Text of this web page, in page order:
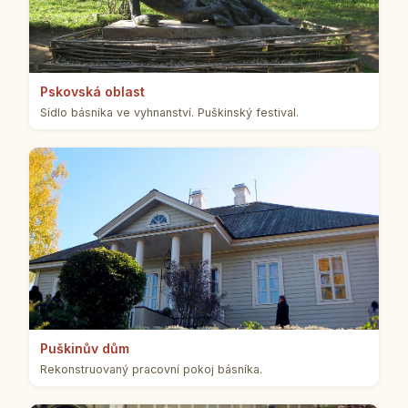
Ps­kov­ská oblast
Sídlo bás­ní­ka ve vy­hnan­ství. Puškin­ský fes­ti­val.
Puški­nův dům
Re­kon­stru­o­va­ný pra­cov­ní pokoj bás­ní­ka.